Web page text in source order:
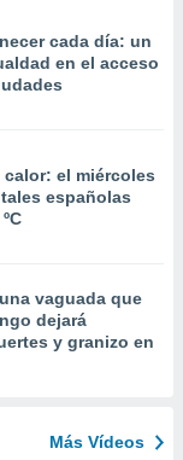
cada día: un
en el acceso
el miércoles
españolas
vaguada que
dejará
y granizo en
Más Vídeos